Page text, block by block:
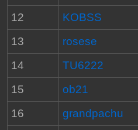
12
KOBSS
13
rosese
14
TU6222
15
ob21
16
grandpachu